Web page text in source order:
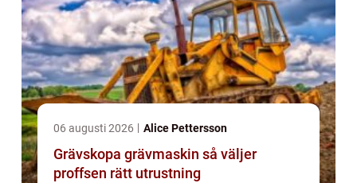
06 augusti 2026 Alice Pettersson
Grävskopa grävmaskin så väljer
proffsen rätt utrustning